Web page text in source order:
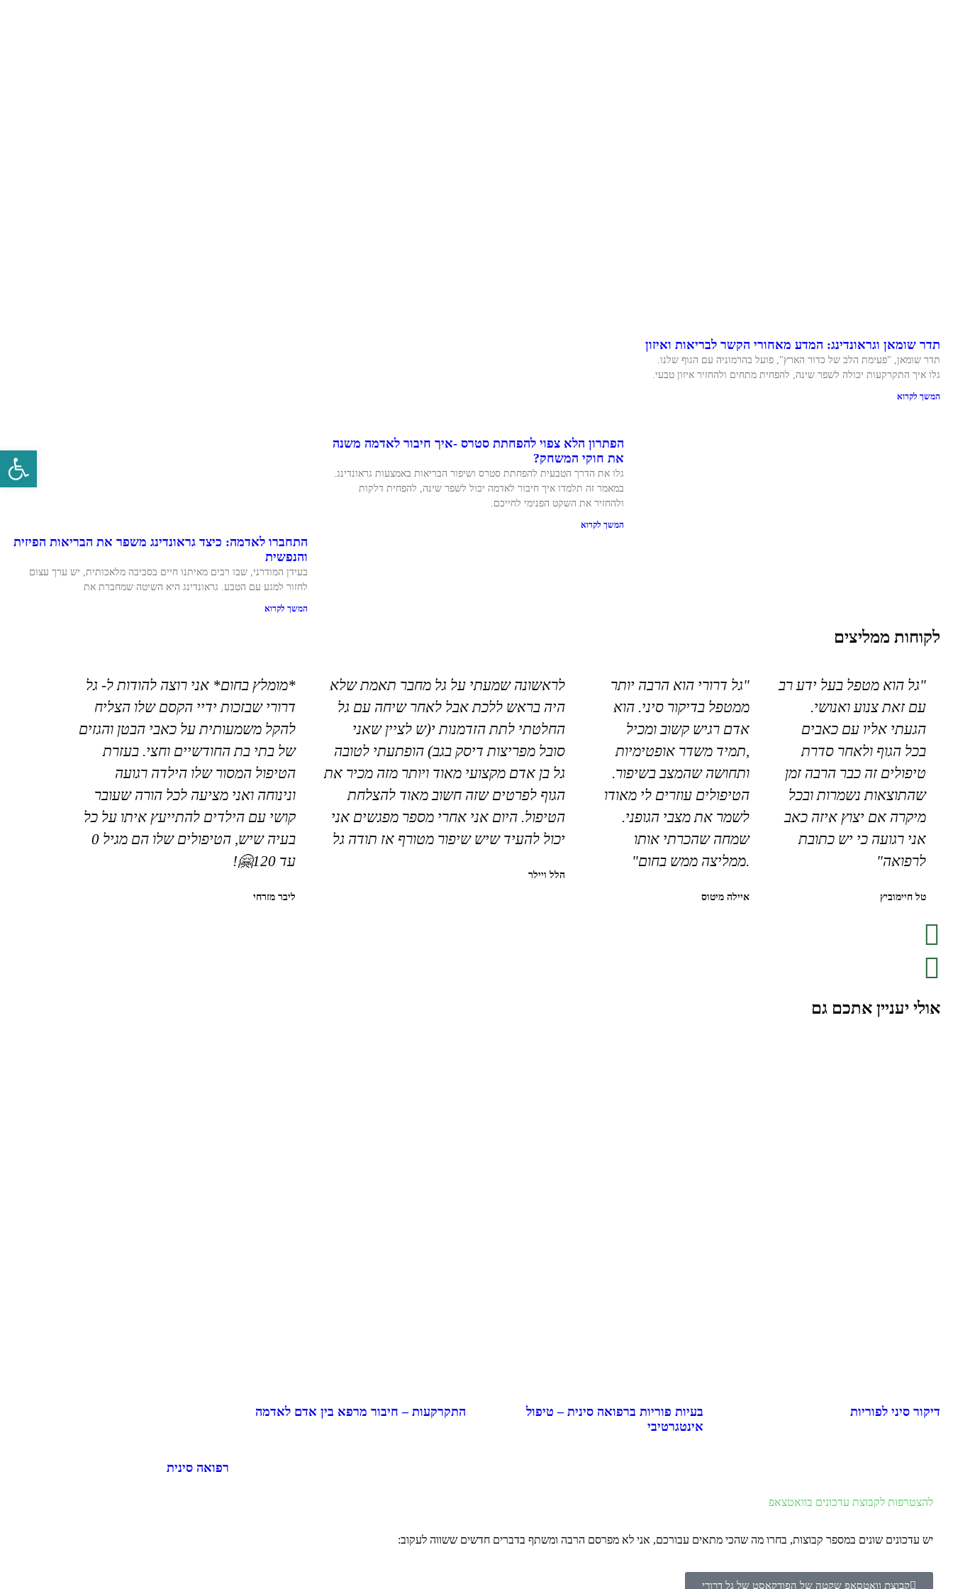
תדר שומאן וגראונדינג: המדע מאחורי הקשר לבריאות ואיזון
תדר שומאן, "פעימת הלב של כדור הארץ", פועל בהרמוניה עם הגוף שלנו.
גלו איך התקרקעות יכולה לשפר שינה, להפחית מתחים ולהחזיר איזון טבעי.
המשך לקרוא
הפתרון הלא צפוי להפחתת סטרס -איך חיבור לאדמה משנה
את חוקי המשחק?
גלו את הדרך הטבעית להפחתת סטרס ושיפור הבריאות באמצעות גראונדינג.
במאמר זה תלמדו איך חיבור לאדמה יכול לשפר שינה, להפחית דלקות
ולהחזיר את השקט הפנימי לחייכם.
המשך לקרוא
התחברו לאדמה: כיצד גראונדינג משפר את הבריאות הפיזית
והנפשית
בעידן המודרני, שבו רבים מאיתנו חיים בסביבה מלאכותית, יש ערך עצום
לחזור למגע עם הטבע. גראונדינג היא השיטה שמחברת את
המשך לקרוא
לקוחות ממליצים
"גל הוא מטפל בעל ידע רב
עם זאת צנוע ואנושי.
הגעתי אליו עם כאבים
בכל הגוף ולאחר סדרת
טיפולים זה כבר הרבה זמן
שהתוצאות נשמרות ובכל
מיקרה אם יצוץ איזה כאב
אני רגועה כי יש כתובת
לרפואה"
טל חיימוביץ
"גל דרורי הוא הרבה יותר
ממטפל בדיקור סיני. הוא
אדם רגיש קשוב ומכיל
,תמיד משדר אופטימיות
ותחושה שהמצב בשיפור.
הטיפולים עוזרים לי מאודו
לשמר את מצבי הגופני.
שמחה שהכרתי אותו
.ממליצה ממש בחום"
איילה מיטוס
לראשונה שמעתי על גל מחבר תאמת שלא
היה בראש ללכת אבל לאחר שיחה עם גל
החלטתי לתת הזדמנות י(ש לציין שאני
סובל מפריצות דיסק בגב) הופתעתי לטובה
גל בן אדם מקצועי מאוד ויותר מזה מכיר את
הגוף לפרטים שזה חשוב מאוד להצלחת
הטיפול. היום אני אחרי מספר מפגשים אני
יכול להעיד שיש שיפור מטורף אז תודה גל
הלל ויילר
*מומלץ בחום* אני רוצה להודות ל- גל
דרורי שבזכות ידיי הקסם שלו הצליח
להקל משמעותית על כאבי הבטן והגזים
של בתי בת החודשיים וחצי. בעזרת
הטיפול המסור שלו הילדה רגועה
ונינוחה ואני מציעה לכל הורה שעובר
קושי עם הילדים להתייעץ איתו על כל
בעיה שיש, הטיפולים שלו הם מגיל 0
עד 120🤗!
ליבר מזרחי
אולי יעניין אתכם גם
דיקור סיני לפוריות
בעיות פוריות ברפואה סינית – טיפול
אינטגרטיבי
התקרקעות – חיבור מרפא בין אדם לאדמה
רפואה סינית
להצטרפות לקבוצת עדכונים בוואטצאפ
יש עדכונים שונים במספר קבוצות, בחרו מה שהכי מתאים עבורכם, אני לא מפרסם הרבה ומשתף בדברים חדשים ששווה לעקוב:
קבוצת וואטסאפ שקטה של הפודקאסט של גל דרורי
פתח